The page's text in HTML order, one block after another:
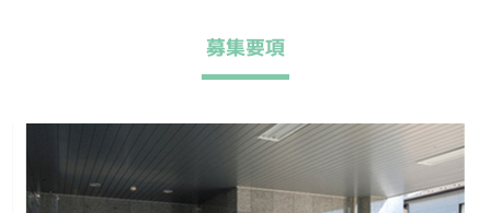
募集要項